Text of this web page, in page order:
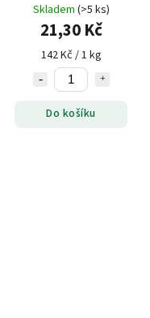
Skladem (>5 ks)
21,30 Kč
142 Kč / 1 kg
Do košíku